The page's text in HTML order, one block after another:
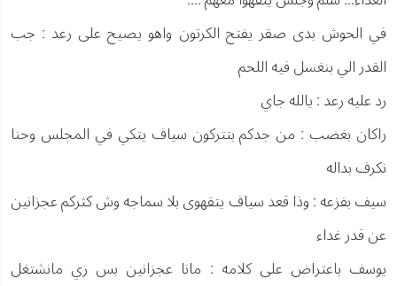
في الحوش بدى صقر يفتح الكرتون واهو يصيح على رعد : جب
القدر الي بنغسل فيه اللحم
رد عليه رعد : يالله جاي
راكان بغضب : من جدكم بتتركون سياف يتكي في المجلس وحنا
نكرف بداله
سيف بفزعه : وذا قعد سياف يتقهوى بلا سماجه وش كثركم عجزانين
عن قدر غداء
يوسف باعتراض على كلامه : مانا عجزانين بس زي مانشتغل